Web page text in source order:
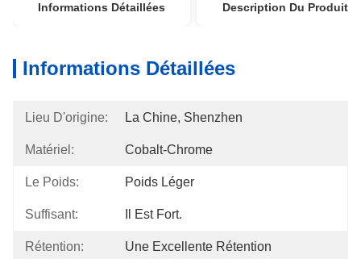
Informations Détaillées Description Du Produit
Informations Détaillées
Lieu D'origine: La Chine, Shenzhen
Matériel: Cobalt-Chrome
Le Poids: Poids Léger
Suffisant: Il Est Fort.
Rétention: Une Excellente Rétention